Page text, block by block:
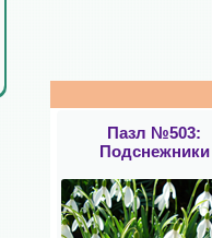
Пазл №503:
Подснежники